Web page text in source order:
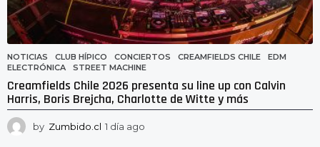
NOTICIAS CLUB HÍPICO ,CONCIERTOS ,CREAMFIELDS CHILE ,EDM
ELECTRÓNICA
,STREET MACHINE
Creamfields Chile 2026 presenta su line up con Calvin
Harris, Boris Brejcha, Charlotte de Witte y más
by Zumbido.cl 1 día ago